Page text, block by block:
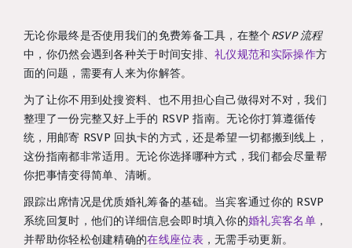
无论你最终是否使用我们的免费筹备工具，在整个RSVP 流程
中，你仍然会遇到各种关于时间安排、礼仪规范和实际操作方
面的问题，需要有人来为你解答。
为了让你不用到处搜资料、也不用担心自己做得对不对，我们
整理了一份完整又好上手的 RSVP 指南。无论你打算遵循传
统，用邮寄 RSVP 回执卡的方式，还是希望一切都搬到线上，
这份指南都非常适用。无论你选择哪种方式，我们都会尽量帮
你把事情变得简单、清晰。
跟踪出席情况是优质婚礼筹备的基础。当宾客通过你的 RSVP
系统回复时，他们的详细信息会即时填入你的婚礼宾客名单，
并帮助你轻松创建精确的在线座位表 ，无需手动更新。